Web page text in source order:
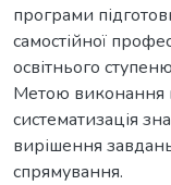
програми
самостійної
освітнього
Метою виконання
систематизація
вирішення
спрямування.